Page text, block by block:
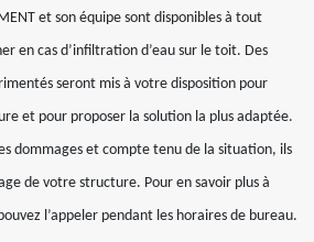
et son équipe sont disponibles à tout
en cas d’infiltration d’eau sur le toit. Des
seront mis à votre disposition pour
et pour proposer la solution la plus adaptée.
dommages et compte tenu de la situation, ils
de votre structure. Pour en savoir plus à
l’appeler pendant les horaires de bureau.